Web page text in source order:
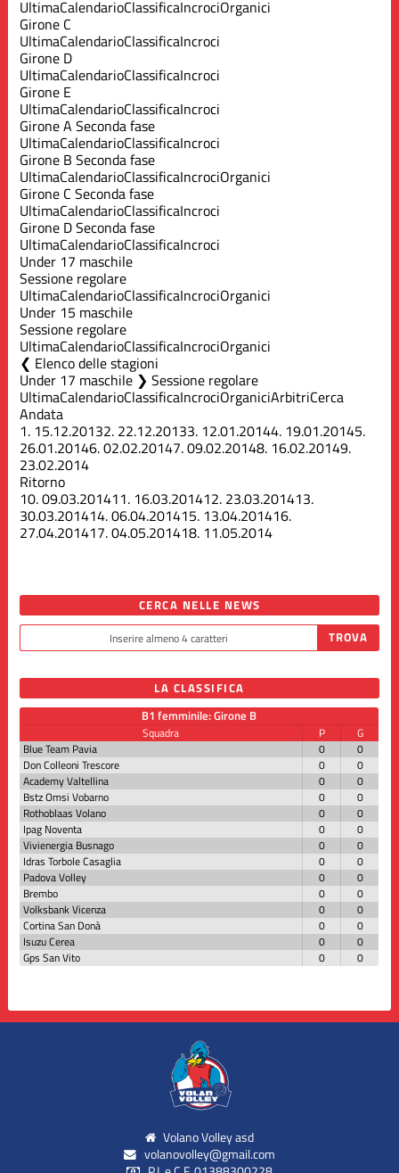
UltimaCalendarioClassificaIncrociOrganici
Girone C
UltimaCalendarioClassificaIncroci
Girone D
UltimaCalendarioClassificaIncroci
Girone E
UltimaCalendarioClassificaIncroci
Girone A Seconda fase
UltimaCalendarioClassificaIncroci
Girone B Seconda fase
UltimaCalendarioClassificaIncrociOrganici
Girone C Seconda fase
UltimaCalendarioClassificaIncroci
Girone D Seconda fase
UltimaCalendarioClassificaIncroci
Under 17 maschile
Sessione regolare
UltimaCalendarioClassificaIncrociOrganici
Under 15 maschile
Sessione regolare
UltimaCalendarioClassificaIncrociOrganici
Elenco delle stagioni
Under 17 maschile ❯ Sessione regolare
UltimaCalendarioClassificaIncrociOrganiciArbitriCerca
Andata
1. 15.12.20132. 22.12.20133. 12.01.20144. 19.01.20145.
26.01.20146.02.02.20147.09.02.20148. 16.02.20149.
23.02.2014
Ritorno
10.09.03.201411. 16.03.201412. 23.03.201413.
30.03.201414.06.04.201415. 13.04.201416.
27.04.201417.04.05.201418. 11.05.2014
CERCA NELLE NEWS
LA CLASSIFICA
B1 femminile: Girone B
Squadra P
G
Blue Team Pavia
0
0
Don Colleoni Trescore
0
0
Academy Valtellina
0
0
Bstz Omsi Vobarno
0
0
Rothoblaas Volano
0
0
Ipag Noventa
0
0
Vivienergia Busnago
0
0
Idras Torbole Casaglia
0
0
Padova Volley
0
0
Brembo
0
0
Volksbank Vicenza
0
0
Cortina San Donà
0
0
Isuzu Cerea
0
0
Gps San Vito
0 0
Volano Volley asd
volanovolley@gmail.com